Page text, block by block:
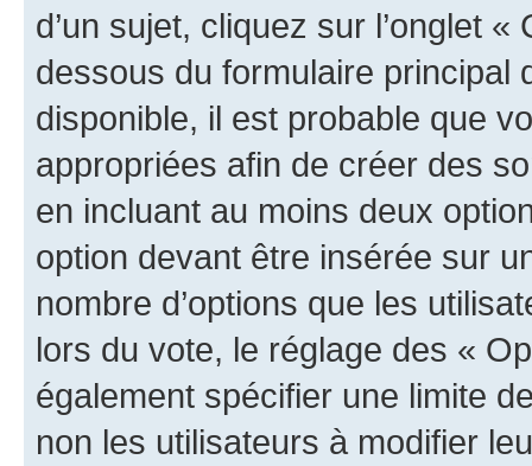
d’un sujet, cliquez sur l’onglet
dessous du formulaire principal
disponible, il est probable que
appropriées afin de créer des
en incluant au moins deux
option devant être insérée sur
nombre d’options que les
lors du vote, le réglage des «
également spécifier une limite
non les utilisateurs à modifier